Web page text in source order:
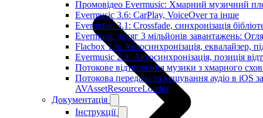
Промовідео Evermusic: Хмарний музичний
Evermusic 3.6: CarPlay, VoiceOver та інше
Evermusic 3.1: Crossfade, синхронізація
Evermusic досяг 3 мільйонів завантажень:
Flacbox 1.6: Автосинхронізація, еквалайзер,
Evermusic 2.3: Автосинхронізація, позиція
Потокове відтворення музики з хмарного
Потокова передача та кешування аудіо в iOS
AVAssetResourceLoader
Документація
Інструкції